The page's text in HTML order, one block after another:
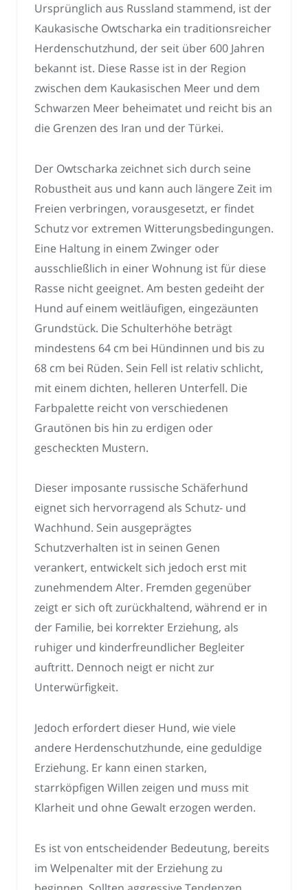
Ursprünglich aus Russland stammend, ist der
Kaukasische Owtscharka ein traditionsreicher
Herdenschutzhund, der seit über 600 Jahren
bekannt ist. Diese Rasse ist in der Region
zwischen dem Kaukasischen Meer und dem
Schwarzen Meer beheimatet und reicht bis an
die Grenzen des Iran und der Türkei.
Der Owtscharka zeichnet sich durch seine
Robustheit aus und kann auch längere Zeit im
Freien verbringen, vorausgesetzt, er findet
Schutz vor extremen Witterungsbedingungen.
Eine Haltung in einem Zwinger oder
ausschließlich in einer Wohnung ist für diese
Rasse nicht geeignet. Am besten gedeiht der
Hund auf einem weitläufigen, eingezäunten
Grundstück. Die Schulterhöhe beträgt
mindestens 64 cm bei Hündinnen und bis zu
68 cm bei Rüden. Sein Fell ist relativ schlicht,
mit einem dichten, helleren Unterfell. Die
Farbpalette reicht von verschiedenen
Grautönen bis hin zu erdigen oder
gescheckten Mustern.
Dieser imposante russische Schäferhund
eignet sich hervorragend als Schutz- und
Wachhund. Sein ausgeprägtes
Schutzverhalten ist in seinen Genen
verankert, entwickelt sich jedoch erst mit
zunehmendem Alter. Fremden gegenüber
zeigt er sich oft zurückhaltend, während er in
der Familie, bei korrekter Erziehung, als
ruhiger und kinderfreundlicher Begleiter
auftritt. Dennoch neigt er nicht zur
Unterwürfigkeit.
Jedoch erfordert dieser Hund, wie viele
andere Herdenschutzhunde, eine geduldige
Erziehung. Er kann einen starken,
starrköpfigen Willen zeigen und muss mit
Klarheit und ohne Gewalt erzogen werden.
Es ist von entscheidender Bedeutung, bereits
im Welpenalter mit der Erziehung zu